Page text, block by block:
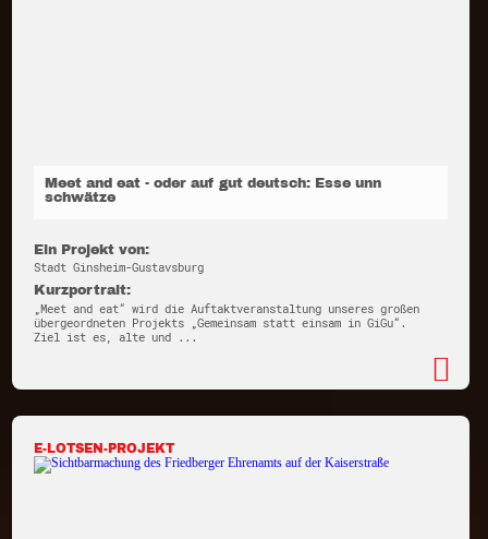
Meet and eat - oder auf gut deutsch: Esse unn
schwätze
Ein Projekt von:
Stadt Ginsheim-Gustavsburg
Kurzportrait:
„Meet and eat“ wird die Auftaktveranstaltung unseres großen
übergeordneten Projekts „Gemeinsam statt einsam in GiGu“.
Ziel ist es, alte und ...
E-LOTSEN-PROJEKT